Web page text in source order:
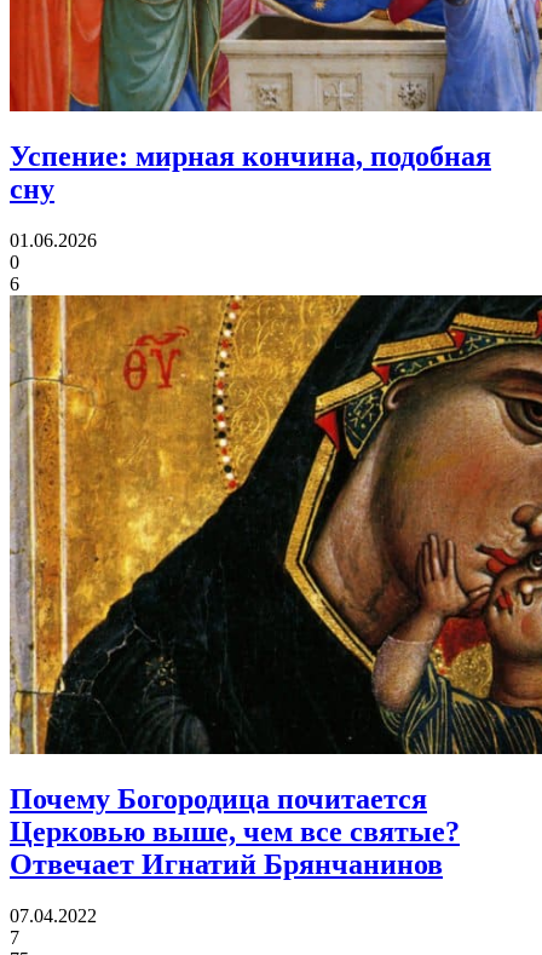
Успение: мирная кончина, подобная
сну
01.06.2026
0
6
Почему Богородица почитается
Церковью выше, чем все святые?
Отвечает Игнатий Брянчанинов
07.04.2022
7